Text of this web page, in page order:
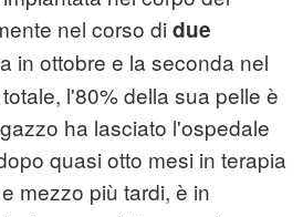
nel corso di due
in ottobre e la seconda nel
l'80% della sua pelle è
ha lasciato l'ospedale
quasi otto mesi in terapia
mezzo più tardi, è in